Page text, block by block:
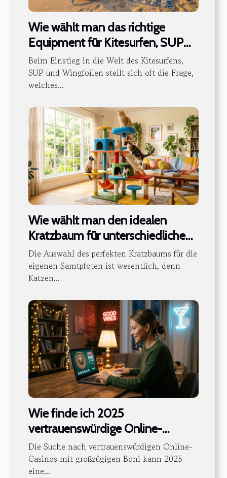
Wie wählt man das richtige
Equipment für Kitesurfen, SUP
und Wingfoilen aus?
Beim Einstieg in die Welt des Kitesurfens,
SUP und Wingfoilen stellt sich oft die Frage,
welches...
Wie wählt man den idealen
Kratzbaum für unterschiedliche
Katzencharaktere?
Die Auswahl des perfekten Kratzbaums für die
eigenen Samtpfoten ist wesentlich, denn
Katzen...
Wie finde ich 2025
vertrauenswürdige Online-
Casinos mit großzügigen Boni?
Die Suche nach vertrauenswürdigen Online-
Casinos mit großzügigen Boni kann 2025
eine...